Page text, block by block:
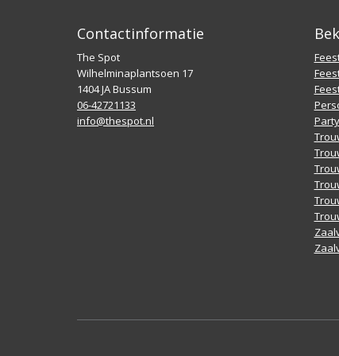
Contactinformatie
The Spot
Wilhelminaplantsoen 17
1404 JA Bussum
06-42721133
info@thespot.nl